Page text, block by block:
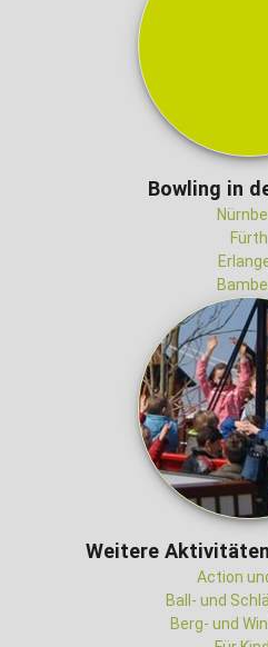
Bowling in
Fürth
Weitere
Action
Ball- und
Berg- und